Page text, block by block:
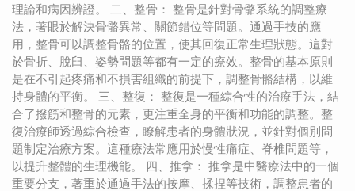
理論和病因辨證。 二、整骨： 整骨是針對骨骼系統的調整療
法，著眼於解決骨骼異常、關節錯位等問題。通過手技的應
用，整骨可以調整骨骼的位置，使其回復正常生理狀態。這對
於骨折、脫臼、姿勢問題等都有一定的療效。整骨的基本原則
是在不引起疼痛和不損害組織的前提下，調整骨骼結構，以維
持身體的平衡。 三、整復： 整復是一種綜合性的治療手法，結
合了撥筋和整骨的元素，更注重全身的平衡和功能的調整。整
復治療師透過綜合檢查，瞭解患者的身體狀況，並針對個別問
題制定治療方案。這種療法常應用於慢性痛症、脊椎問題等，
以提升整體的生理機能。 四、推拿： 推拿是中醫療法中的一個
重要分支，著重於通過手法的按摩、揉捏等技術，調整患者的